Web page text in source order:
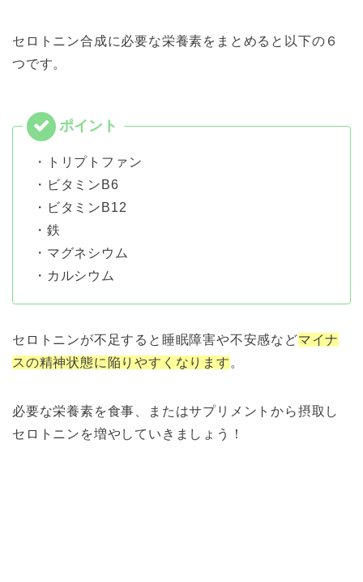
セロトニン合成に必要な栄養素をまとめると以下の６
つです。
・トリプトファン
・ビタミンB6
・ビタミンB12
・鉄
・マグネシウム
・カルシウム
セロトニンが不足すると睡眠障害や不安感などマイナ
スの精神状態に陥りやすくなります 。
必要な栄養素を食事、またはサプリメントから摂取し
セロトニンを増やしていきましょう！